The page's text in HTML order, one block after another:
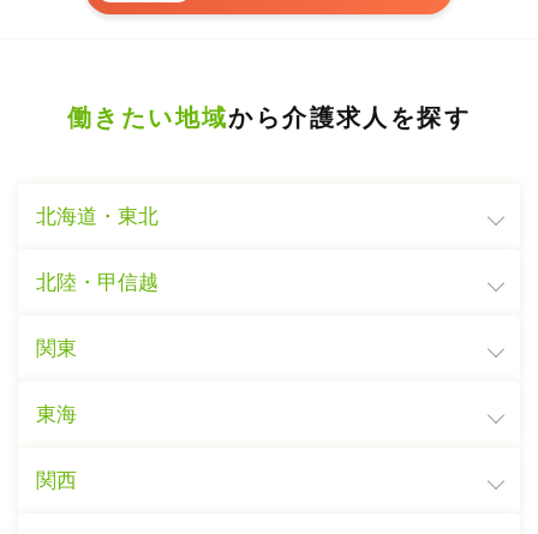
働きたい地域から介護求人を探す
北海道・東北
北陸・甲信越
関東
東海
関西